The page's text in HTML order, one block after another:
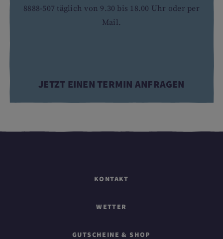
8888-507 täglich von 9.30 bis 18.00 Uhr oder per
Mail.
JETZT EINEN TERMIN ANFRAGEN
KONTAKT
WETTER
GUTSCHEINE & SHOP